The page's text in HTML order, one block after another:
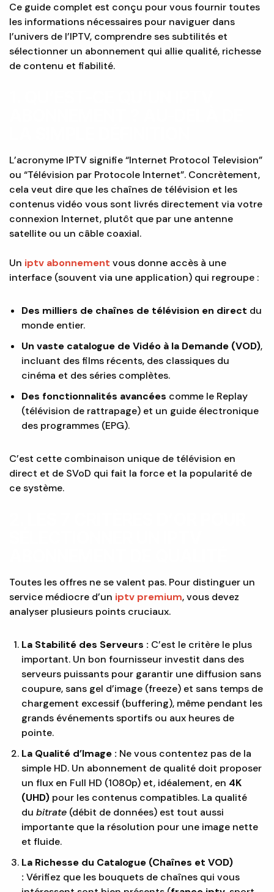
Ce guide complet est conçu pour vous fournir toutes
les informations nécessaires pour naviguer dans
l’univers de l’IPTV, comprendre ses subtilités et
sélectionner un abonnement qui allie qualité, richesse
de contenu et fiabilité.
L’acronyme IPTV signifie “Internet Protocol Television”
ou “Télévision par Protocole Internet”. Concrètement,
cela veut dire que les chaînes de télévision et les
contenus vidéo vous sont livrés directement via votre
connexion Internet, plutôt que par une antenne
satellite ou un câble coaxial.
Un iptv abonnement vous donne accès à une
interface (souvent via une application) qui regroupe :
Des milliers de chaînes de télévision en direct du
monde entier.
Un vaste catalogue de Vidéo à la Demande (VOD),
incluant des films récents, des classiques du
cinéma et des séries complètes.
Des fonctionnalités avancées comme le Replay
(télévision de rattrapage) et un guide électronique
des programmes (EPG).
C’est cette combinaison unique de télévision en
direct et de SVoD qui fait la force et la popularité de
ce système.
Toutes les offres ne se valent pas. Pour distinguer un
service médiocre d’un iptv premium, vous devez
analyser plusieurs points cruciaux.
La Stabilité des Serveurs : C’est le critère le plus
important. Un bon fournisseur investit dans des
serveurs puissants pour garantir une diffusion sans
coupure, sans gel d’image (freeze) et sans temps de
chargement excessif (buffering), même pendant les
grands événements sportifs ou aux heures de
pointe.
La Qualité d’Image : Ne vous contentez pas de la
simple HD. Un abonnement de qualité doit proposer
un flux en Full HD (1080p) et, idéalement, en 4K
(UHD) pour les contenus compatibles. La qualité
du bitrate (débit de données) est tout aussi
importante que la résolution pour une image nette
et fluide.
La Richesse du Catalogue (Chaînes et VOD)
: Vérifiez que les bouquets de chaînes qui vous